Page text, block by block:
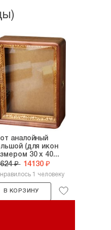
аналойный
(для икон
30 х 40...
₽ 14130 ₽
1 человеку
В КОРЗИНУ